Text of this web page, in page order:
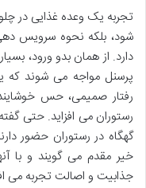
تجربه یک وعده غذایی در
شود، بلکه نحوه سرویس
دارد. از همان بدو ورود،
پرسنل مواجه می شوند که
رفتار صمیمی، حس
رستوران می افزاید. حتی
گهگاه در رستوران حضور
خیر مقدم می گویند و با
جذابیت و اصالت تجربه می